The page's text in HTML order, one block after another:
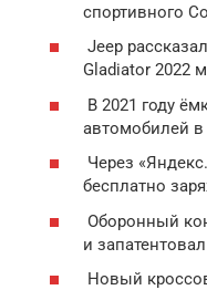
спортивного
Jeep
Gladiator 2022
В 2021 году
автомобилей в
Через
бесплатно
Оборонный
и
Новый